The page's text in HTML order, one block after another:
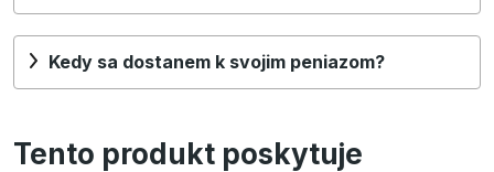
Kedy sa dostanem k svojim peniazom?
Tento produkt poskytuje